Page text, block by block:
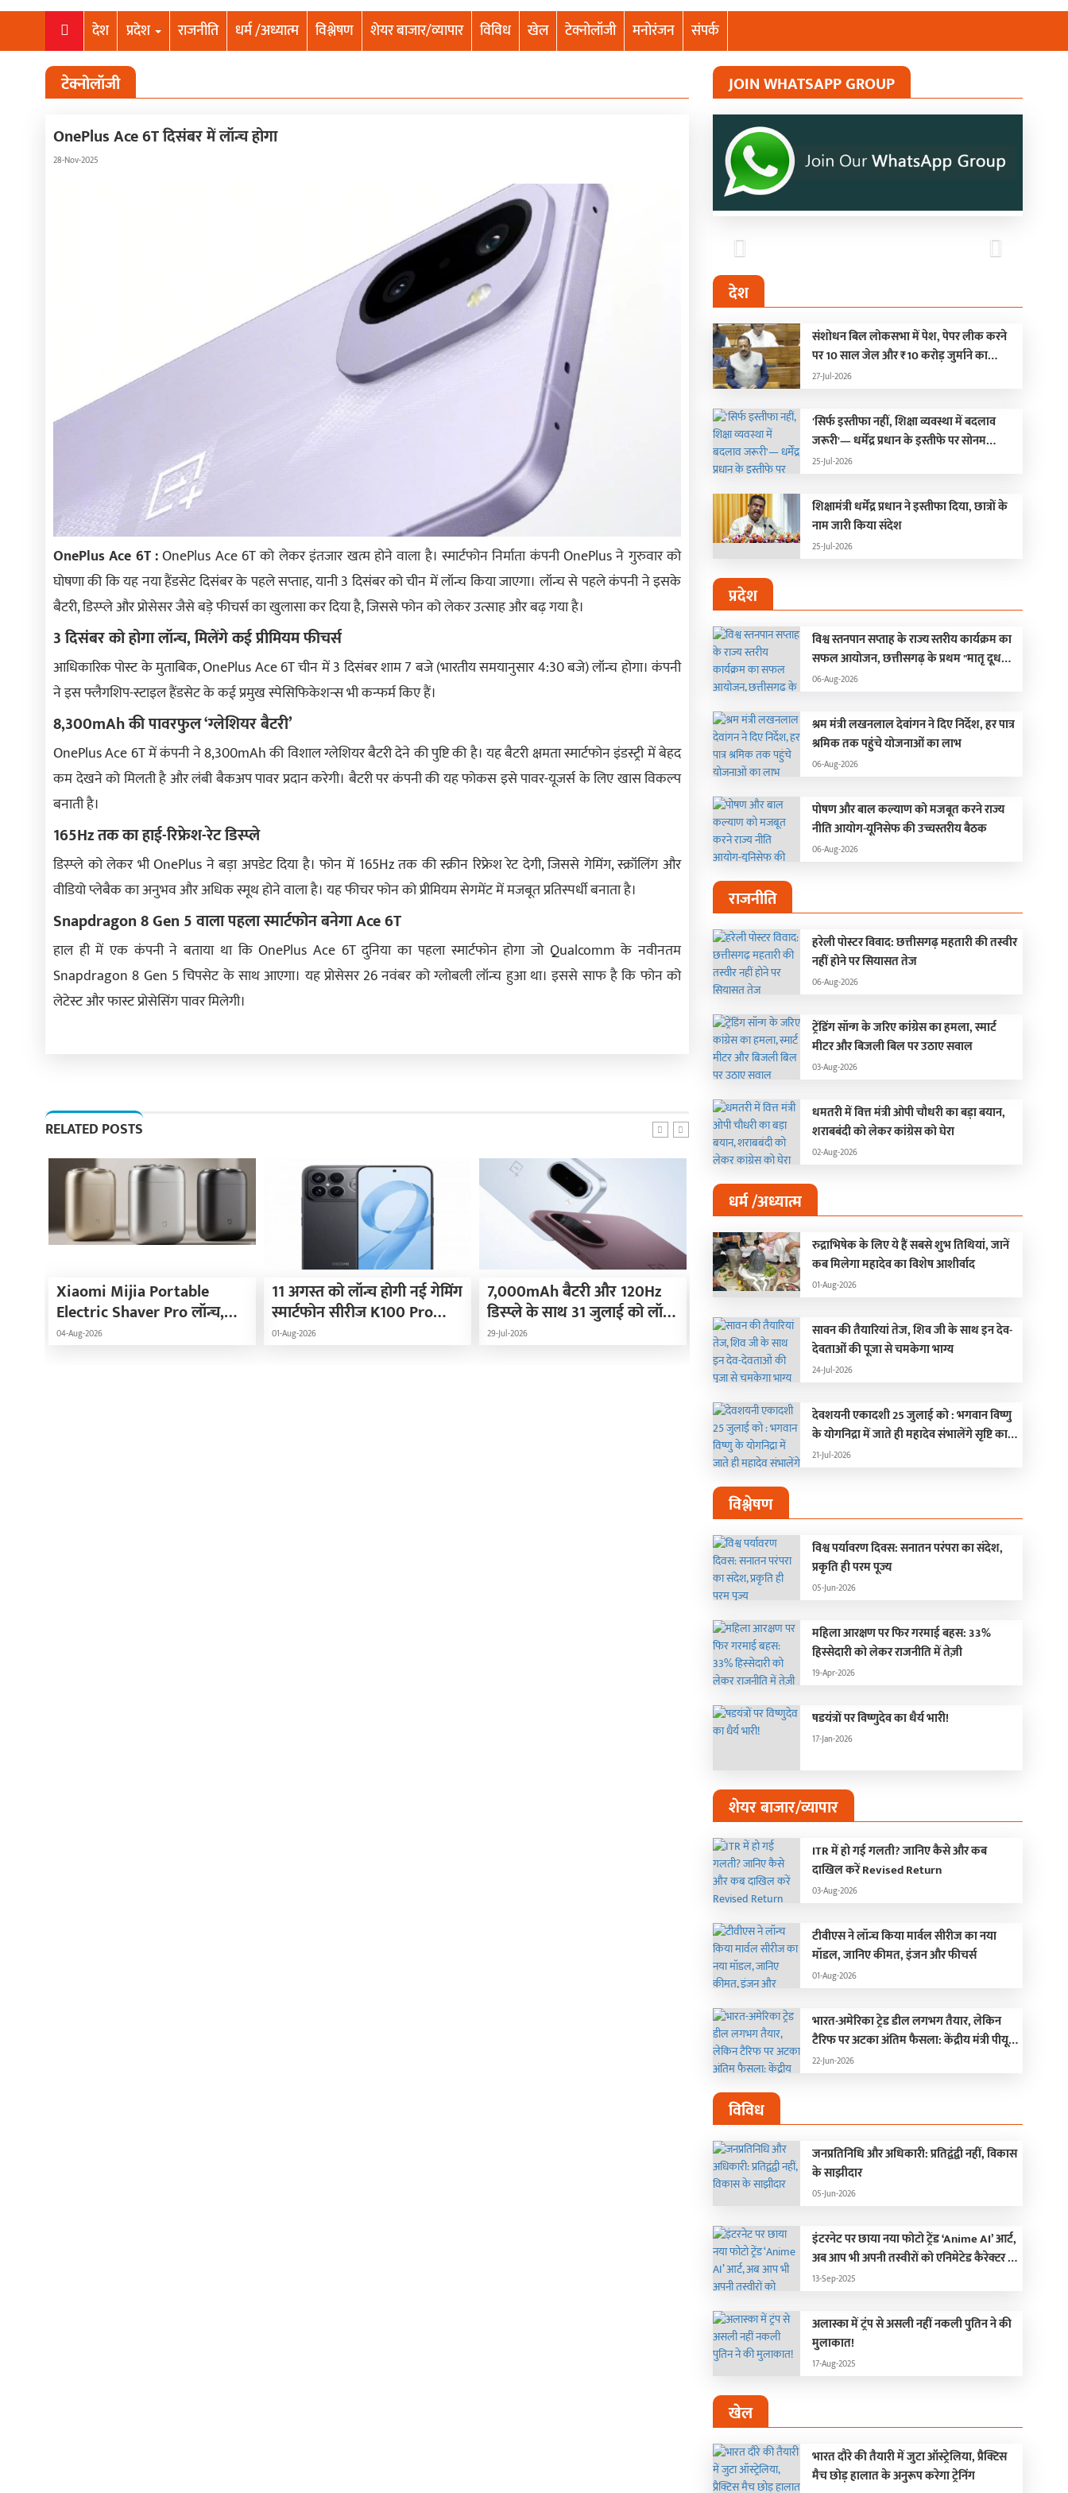
देश प्रदेश राजनीति धर्म /अध्यात्म विश्लेषण शेयर बाजार/व्यापार विविध खेल टेक्नोलॉजी मनोरंजन संपर्क
टेक्नोलॉजी
OnePlus Ace 6T दिसंबर में लॉन्च होगा
28-Nov-2025
OnePlus Ace 6T :OnePlus Ace 6T को लेकर इंतजार खत्म होने वाला है। स्मार्टफोन निर्माता कंपनी OnePlus ने गुरुवार को
घोषणा की कि यह नया हैंडसेट दिसंबर के पहले सप्ताह, यानी 3 दिसंबर को चीन में लॉन्च किया जाएगा। लॉन्च से पहले कंपनी ने इसके
बैटरी, डिस्प्ले और प्रोसेसर जैसे बड़े फीचर्स का खुलासा कर दिया है, जिससे फोन को लेकर उत्साह और बढ़ गया है।
3 दिसंबर को होगा लॉन्च, मिलेंगे कई प्रीमियम फीचर्स
आधिकारिक पोस्ट के मुताबिक, OnePlus Ace 6T चीन में 3 दिसंबर शाम 7 बजे (भारतीय समयानुसार 4:30 बजे) लॉन्च होगा। कंपनी
ने इस फ्लैगशिप-स्टाइल हैंडसेट के कई प्रमुख स्पेसिफिकेशन्स भी कन्फर्म किए हैं।
8,300mAh की पावरफुल ‘ग्लेशियर बैटरी’
OnePlus Ace 6T में कंपनी ने 8,300mAh की विशाल ग्लेशियर बैटरी देने की पुष्टि की है। यह बैटरी क्षमता स्मार्टफोन इंडस्ट्री में बेहद
कम देखने को मिलती है और लंबी बैकअप पावर प्रदान करेगी। बैटरी पर कंपनी की यह फोकस इसे पावर-यूजर्स के लिए खास विकल्प
बनाती है।
165Hz तक का हाई-रिफ्रेश-रेट डिस्प्ले
डिस्प्ले को लेकर भी OnePlus ने बड़ा अपडेट दिया है। फोन में 165Hz तक की स्क्रीन रिफ्रेश रेट देगी, जिससे गेमिंग, स्क्रॉलिंग और
वीडियो प्लेबैक का अनुभव और अधिक स्मूथ होने वाला है। यह फीचर फोन को प्रीमियम सेगमेंट में मजबूत प्रतिस्पर्धी बनाता है।
Snapdragon 8 Gen 5 वाला पहला स्मार्टफोन बनेगा Ace 6T
हाल ही में एक कंपनी ने बताया था कि OnePlus Ace 6T दुनिया का पहला स्मार्टफोन होगा जो Qualcomm के नवीनतम
Snapdragon 8 Gen 5 चिपसेट के साथ आएगा। यह प्रोसेसर 26 नवंबर को ग्लोबली लॉन्च हुआ था। इससे साफ है कि फोन को
लेटेस्ट और फास्ट प्रोसेसिंग पावर मिलेगी।
RELATED POSTS
Xiaomi Mijia Portable
Electric Shaver Pro लॉन्च,
प्रीमियम डिजाइन के साथ मिलेगा
04-Aug-2026
11 अगस्त को लॉन्च होगी नई गेमिंग
स्मार्टफोन सीरीज K100 Pro
Max
01-Aug-2026
7,000mAh बैटरी और 120Hz
डिस्प्ले के साथ 31 जुलाई को लॉन्च
होगा OnePlus N6x
29-Jul-2026
31 जुलाई को भारत में एंट्री लेगा
नया बजट स्मार्टफोन
25-Jul-2026 लॉन्च से पहले सामने आए
21-Jul-2026
JOIN WHATSAPP GROUP
Previous
Next
देश
संशोधन बिल लोकसभा में पेश, पेपर लीक करने
पर 10 साल जेल और ₹10 करोड़ जुर्माने का
प्रावधान ; हंगामे के कारण दोनों सदन स्थगित
27-Jul-2026
'सिर्फ इस्तीफा नहीं, शिक्षा व्यवस्था में बदलाव
जरूरी'— धर्मेंद्र प्रधान के इस्तीफे पर सोनम
वांगचुक की पहली प्रतिक्रिया
25-Jul-2026
शिक्षामंत्री धर्मेंद्र प्रधान ने इस्तीफा दिया, छात्रों के
नाम जारी किया संदेश
25-Jul-2026
प्रदेश
विश्व स्तनपान सप्ताह के राज्य स्तरीय कार्यक्रम का
सफल आयोजन, छत्तीसगढ़ के प्रथम "मातृ दूध
कोष (Mother Milk Bank)" की घोषणा
06-Aug-2026
श्रम मंत्री लखनलाल देवांगन ने दिए निर्देश, हर पात्र
श्रमिक तक पहुंचे योजनाओं का लाभ
06-Aug-2026
पोषण और बाल कल्याण को मजबूत करने राज्य
नीति आयोग-यूनिसेफ की उच्चस्तरीय बैठक
06-Aug-2026
राजनीति
हरेली पोस्टर विवाद: छत्तीसगढ़ महतारी की तस्वीर
नहीं होने पर सियासत तेज
06-Aug-2026
ट्रेंडिंग सॉन्ग के जरिए कांग्रेस का हमला, स्मार्ट
मीटर और बिजली बिल पर उठाए सवाल
03-Aug-2026
धमतरी में वित्त मंत्री ओपी चौधरी का बड़ा बयान,
शराबबंदी को लेकर कांग्रेस को घेरा
02-Aug-2026
धर्म /अध्यात्म
रुद्राभिषेक के लिए ये हैं सबसे शुभ तिथियां, जानें
कब मिलेगा महादेव का विशेष आशीर्वाद
01-Aug-2026
सावन की तैयारियां तेज, शिव जी के साथ इन देव-
देवताओं की पूजा से चमकेगा भाग्य
24-Jul-2026
देवशयनी एकादशी 25 जुलाई को : भगवान विष्णु
के योगनिद्रा में जाते ही महादेव संभालेंगे सृष्टि का
संचालन, चार महीने बंद रहेंगे मांगलिक कार्य
21-Jul-2026
विश्लेषण
विश्व पर्यावरण दिवस: सनातन परंपरा का संदेश,
प्रकृति ही परम पूज्य
05-Jun-2026
महिला आरक्षण पर फिर गरमाई बहस: 33%
हिस्सेदारी को लेकर राजनीति में तेज़ी
19-Apr-2026
षडयंत्रों पर विष्णुदेव का धैर्य भारी!
17-Jan-2026
शेयर बाजार/व्यापार
ITR में हो गई गलती? जानिए कैसे और कब
दाखिल करें Revised Return
03-Aug-2026
टीवीएस ने लॉन्च किया मार्वल सीरीज का नया
मॉडल, जानिए कीमत, इंजन और फीचर्स
01-Aug-2026
भारत-अमेरिका ट्रेड डील लगभग तैयार, लेकिन
टैरिफ पर अटका अंतिम फैसला: केंद्रीय मंत्री पीयूष
गोयल
22-Jun-2026
विविध
जनप्रतिनिधि और अधिकारी: प्रतिद्वंद्वी नहीं, विकास
के साझीदार
05-Jun-2026
इंटरनेट पर छाया नया फोटो ट्रेंड ‘Anime AI’ आर्ट,
अब आप भी अपनी तस्वीरों को एनिमेटेड कैरेक्टर में
बदलें!
13-Sep-2025
अलास्का में ट्रंप से असली नहीं नकली पुतिन ने की
मुलाकात!
17-Aug-2025
खेल
भारत दौरे की तैयारी में जुटा ऑस्ट्रेलिया, प्रैक्टिस
मैच छोड़ हालात के अनुरूप करेगा ट्रेनिंग